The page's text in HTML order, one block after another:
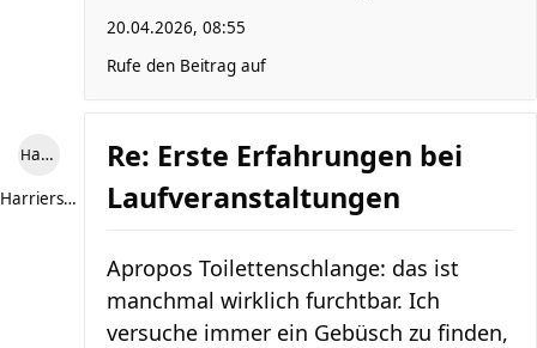
20.04.2026, 08:55
Rufe den Beitrag auf
Harriersand reloaded
Harriersand reloaded
Re: Erste Erfahrungen bei
Laufveranstaltungen
Apropos Toilettenschlange: das ist
manchmal wirklich furchtbar. Ich
versuche immer ein Gebüsch zu finden,